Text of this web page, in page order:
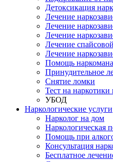
Детоксикация
Лечение
Лечение
Лечение
Лечение
Лечение
Помощь
Принудительное
Снятие ломки
Тест на
УБОД
Наркологические услуги
Нарколог на дом
Наркологическая
Помощь при
Консультация
Бесплатное